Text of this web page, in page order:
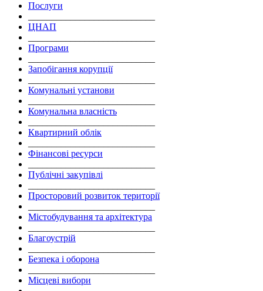
Послуги
ЦНАП
Програми
Запобігання корупції
Комунальні установи
Комунальна власність
Квартирний облік
Фінансові ресурси
Публічні закупівлі
Просторовий розвиток території
Містобудування та архітектура
Благоустрій
Безпека і оборона
Місцеві вибори